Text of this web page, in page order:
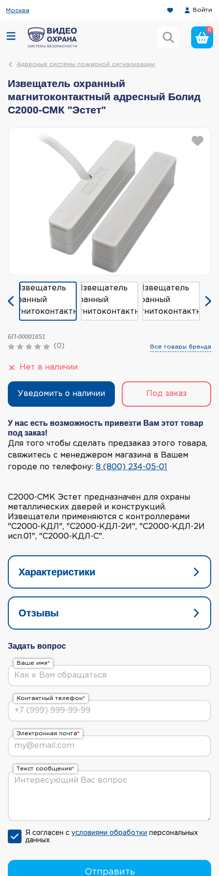
Москва Войти
0
Адресные системы пожарной сигнализации
Извещатель охранный
магнитоконтактный адресный Болид
С2000-СМК "Эстет"
С2000-СМК Эстет предназначен для охраны
металлических дверей и конструкций.
Извещатели применяются с контроллерами
"С2000-КДЛ", "С2000-КДЛ-2И", "С2000-КДЛ-2И
исп.01", "С2000-КДЛ-С".
БП-00001651
(0) Все товары бренда
Нет в наличии
Уведомить о наличии Под заказ
У нас есть возможность привезти Вам этот товар
под заказ!
Для того чтобы сделать предзаказ этого товара,
свяжитесь с менеджером магазина в Вашем
городе по телефону: 8 (800) 234-05-01
Характеристики
Отзывы
Задать вопрос
Ваше имя
Контактный телефон
Электронная почта
Текст сообщения
Я согласен с условиями обработки
персональных
данных
Отправить